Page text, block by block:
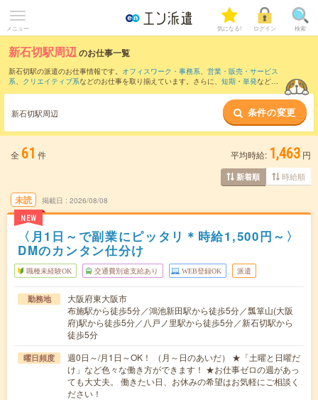
メニュー 気になる! ログイン 検索
新石切駅周辺のお仕事一覧
新石切駅の派遣のお仕事情報です。 オフィスワーク・事務系、 営業・販売・サービス
系、 クリエイティブ系などのお仕事を取り揃えています。さらに、 短期 ・ 単発などの
また、京橋(大阪府)駅 天満橋駅・ 西三荘駅な
ど近隣駅のお仕事もご確認いただけます。
新石切駅周辺 条件の変更
全 61 件 平均時給: 1,463 円
新着順 時給順
未読
NEW
掲載日 2026/08/08
〈月1日～で副業にピッタリ＊時給1,500円～〉
DMのカンタン仕分け
職種未経験OK 交通費別途支給あり WEB登録OK 派遣
勤務地
大阪府東大阪市
布施駅から徒歩5分／鴻池新田駅から徒歩5分／瓢箪山(大阪
府)駅から徒歩5分／八戸ノ里駅から徒歩5分／新石切駅から
徒歩5分
曜日頻度
週0日～/月1日～OK！ （月～日のあいだ） ★「土曜と日曜だ
け」など色々な働き方ができます！ ★お仕事ゼロの週があっ
ても大丈夫。 働きたい日、お休みの希望はお気軽にご相談く
ださい！